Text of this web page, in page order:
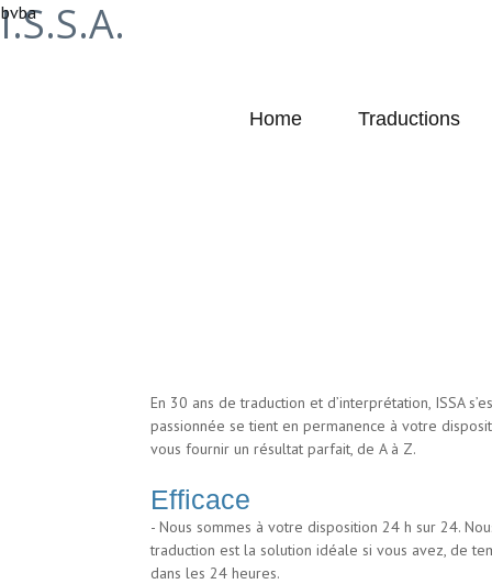
I.S.S.A.
bvba
Home Traductions
En 30 ans de traduction et d’interprétation, ISSA
passionnée se tient en permanence à votre
vous fournir un résultat parfait, de A à Z.
Efficace
- Nous sommes à votre disposition 24 h sur 24.
traduction est la solution idéale si vous avez, de
dans les 24 heures.